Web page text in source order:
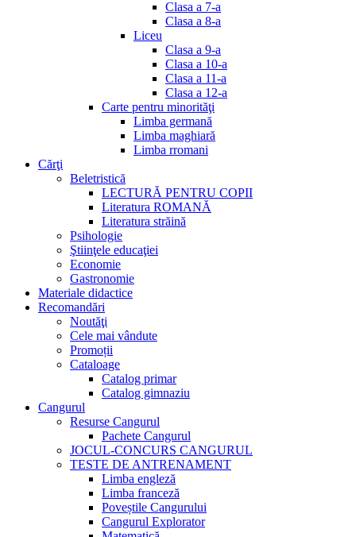
Clasa a 7-a
Clasa a 8-a
Liceu
Clasa a 9-a
Clasa a 10-a
Clasa a 11-a
Clasa a 12-a
Carte pentru minorităţi
Limba germană
Limba maghiară
Limba rromani
Cărţi
Beletristică
LECTURĂ PENTRU COPII
Literatura ROMANĂ
Literatura străină
Psihologie
Ştiinţele educaţiei
Economie
Gastronomie
Materiale didactice
Recomandări
Noutăţi
Cele mai vândute
Promoții
Cataloage
Catalog primar
Catalog gimnaziu
Cangurul
Resurse Cangurul
Pachete Cangurul
JOCUL-CONCURS CANGURUL
TESTE DE ANTRENAMENT
Limba engleză
Limba franceză
Poveștile Cangurului
Cangurul Explorator